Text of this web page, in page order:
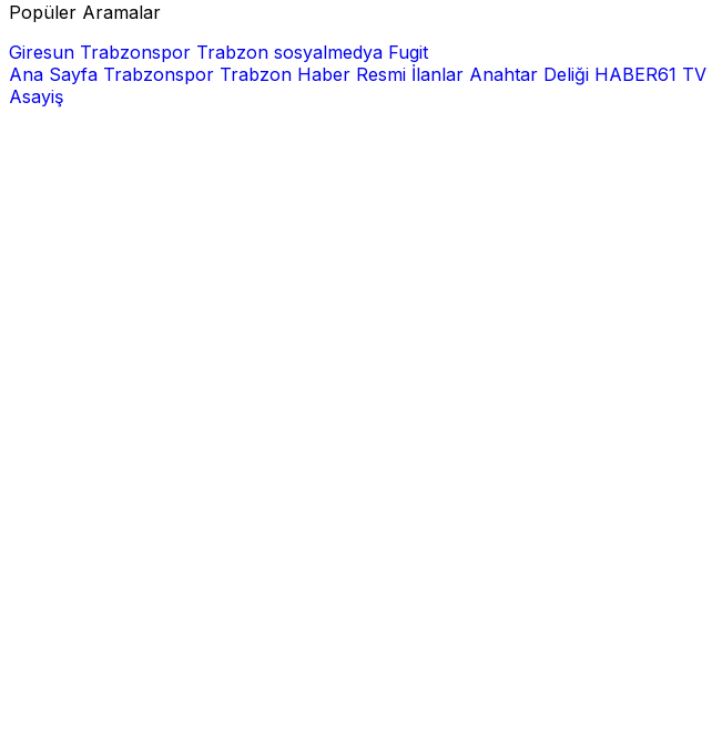
Popüler Aramalar
Giresun Trabzonspor Trabzon sosyalmedya Fugit
Ana Sayfa Trabzonspor Trabzon Haber Resmi İlanlar Anahtar Deliği HABER61 TV
Asayiş